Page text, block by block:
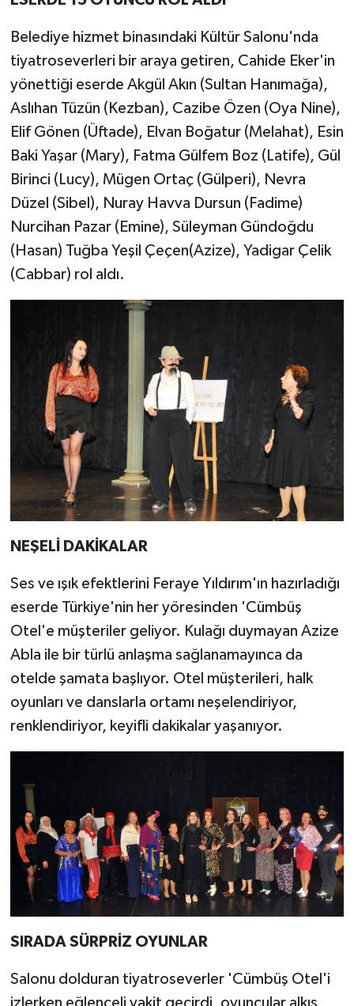
Belediye hizmet binasındaki Kültür Salonu'nda
tiyatroseverleri bir araya getiren, Cahide Eker'in
yönettiği eserde Akgül Akın (Sultan Hanımağa),
Aslıhan Tüzün (Kezban), Cazibe Özen (Oya Nine),
Elif Gönen (Üftade), Elvan Boğatur (Melahat), Esin
Baki Yaşar (Mary), Fatma Gülfem Boz (Latife), Gül
Birinci (Lucy), Mügen Ortaç (Gülperi), Nevra
Düzel (Sibel), Nuray Havva Dursun (Fadime)
Nurcihan Pazar (Emine), Süleyman Gündoğdu
(Hasan) Tuğba Yeşil Çeçen(Azize), Yadigar Çelik
(Cabbar) rol aldı.
NEŞELİ DAKİKALAR
Ses ve ışık efektlerini Feraye Yıldırım'ın hazırladığı
eserde Türkiye'nin her yöresinden 'Cümbüş
Otel'e müşteriler geliyor. Kulağı duymayan Azize
Abla ile bir türlü anlaşma sağlanamayınca da
otelde şamata başlıyor. Otel müşterileri, halk
oyunları ve danslarla ortamı neşelendiriyor,
renklendiriyor, keyifli dakikalar yaşanıyor.
SIRADA SÜRPRİZ OYUNLAR
Salonu dolduran tiyatroseverler 'Cümbüş Otel'i
izlerken eğlenceli vakit geçirdi, oyuncular alkış